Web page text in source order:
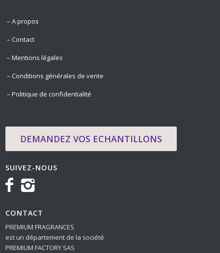
– A propos
– Contact
– Mentions légales
– Conditions générales de vente
– Politique de confidentialité
DEMANDEZ VOS ECHANTILLONS
SUIVEZ-NOUS
CONTACT
PREMIUM FRAGRANCES
est un département de la société
PREMIUM FACTORY SAS